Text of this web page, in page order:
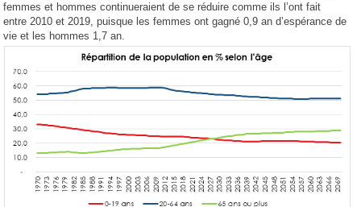
femmes et hommes continueraient de se réduire comme ils l’ont fait
entre 2010 et 2019, puisque les femmes ont gagné 0,9 an d’espérance de
vie et les hommes 1,7 an.